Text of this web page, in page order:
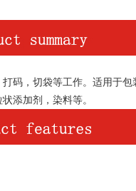
码，切袋等工作。适用于包
添加剂，染料等。